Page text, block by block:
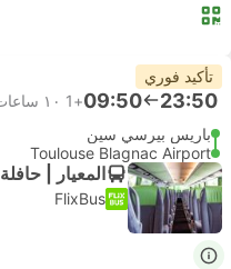
تأكيد فوري
23:50
09:50
+1
١٠ ساعات
باريس بيرسي سين
Toulouse Blagnac Airport
المعيار | حافلة
FlixBus